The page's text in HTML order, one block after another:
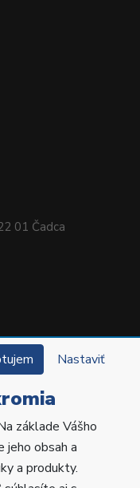
01 Čadca
Všetky práva
Nastaviť
základe Vášho
jeho obsah a
a produkty.